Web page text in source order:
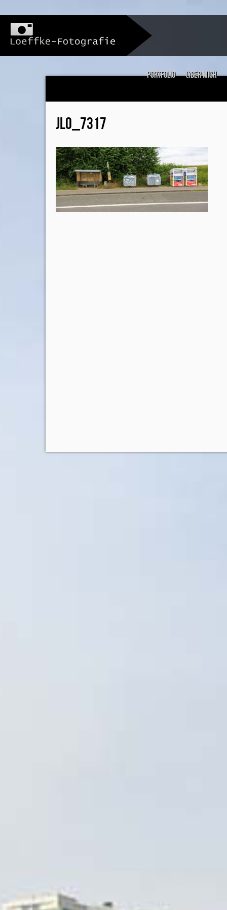
Portfolio über mich
JLO_7317